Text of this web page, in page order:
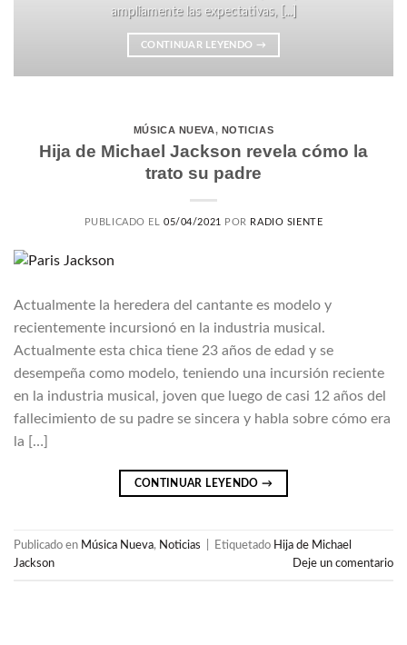
ampliamente las expectativas, [...]
CONTINUAR LEYENDO →
MÚSICA NUEVA, NOTICIAS
Hija de Michael Jackson revela cómo la
trato su padre
PUBLICADO EL05/04/2021 POR RADIO SIENTE
Actualmente la heredera del cantante es modelo y
recientemente incursionó en la industria musical.
Actualmente esta chica tiene 23 años de edad y se
desempeña como modelo, teniendo una incursión reciente
en la industria musical, joven que luego de casi 12 años del
fallecimiento de su padre se sincera y habla sobre cómo era
la […]
CONTINUAR LEYENDO→
Publicado en Música Nueva, Noticias Etiquetado Hija de Michael
Jackson
Deje un comentario